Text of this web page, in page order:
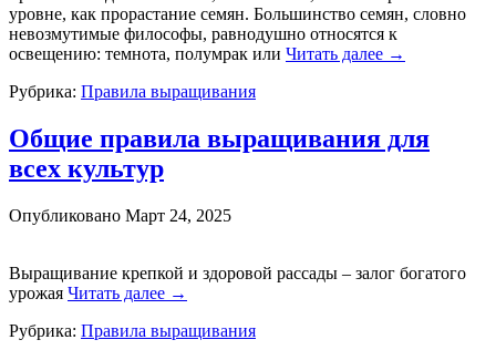
уровне, как прорастание семян. Большинство семян, словно
невозмутимые философы, равнодушно относятся к
освещению: темнота, полумрак или Читать далее →
Рубрика: Правила выращивания
Общие правила выращивания для
всех культур
Опубликовано Март 24, 2025
Выращивание крепкой и здоровой рассады – залог богатого
урожая Читать далее →
Рубрика: Правила выращивания